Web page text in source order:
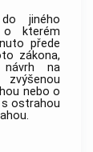
jiného
o kterém
přede
zákona,
na
nebo o
s ostrahou